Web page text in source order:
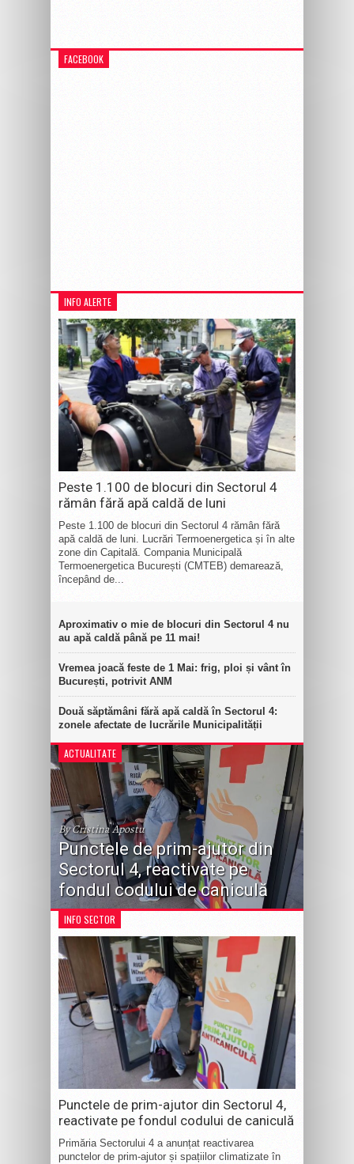
FACEBOOK
INFO ALERTE
Peste 1.100 de blocuri din Sectorul 4
rămân fără apă caldă de luni
Peste 1.100 de blocuri din Sectorul 4 rămân fără
apă caldă de luni. Lucrări Termoenergetica și în alte
zone din Capitală. Compania Municipală
Termoenergetica București (CMTEB) demarează,
începând de...
Aproximativ o mie de blocuri din Sectorul 4 nu
au apă caldă până pe 11 mai!
Vremea joacă feste de 1 Mai: frig, ploi și vânt în
București, potrivit ANM
Două săptămâni fără apă caldă în Sectorul 4:
zonele afectate de lucrările Municipalității
ACTUALITATE
By Cristina Apostu
Punctele de prim-ajutor din
Sectorul 4, reactivate pe
fondul codului de caniculă
INFO SECTOR
Punctele de prim-ajutor din Sectorul 4,
reactivate pe fondul codului de caniculă
Primăria Sectorului 4 a anunțat reactivarea
punctelor de prim-ajutor și spațiilor climatizate în